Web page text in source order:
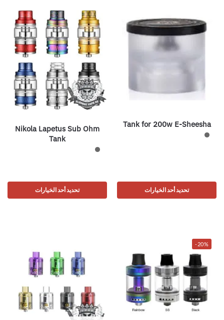
Tank for 200w E-Sheesha
تحديد أحد الخيارات
Nikola Lapetus Sub Ohm
Tank
تحديد أحد الخيارات
-20%